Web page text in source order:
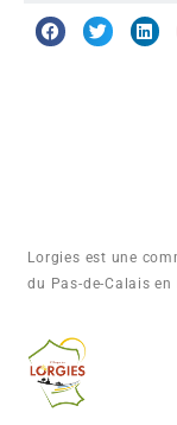
Lorgies est une
du Pas-de-Calais